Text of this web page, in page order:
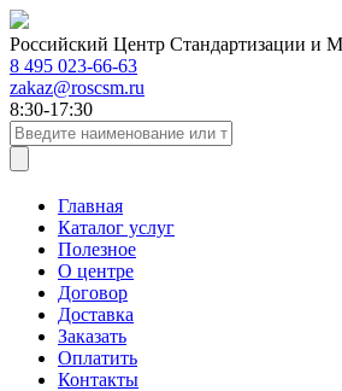
Российский Центр Стандартизации и
8 495 023-66-63
zakaz@roscsm.ru
8:30-17:30
Главная
Каталог услуг
Полезное
О центре
Договор
Доставка
Заказать
Оплатить
Контакты